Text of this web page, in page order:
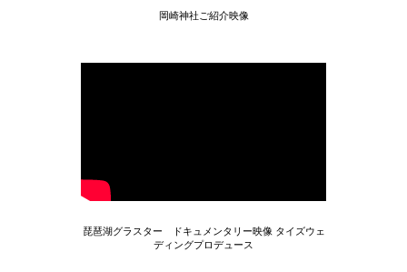
岡崎神社ご紹介映像
琵琶湖グラスター ドキュメンタリー映像 タイズウェ
ディングプロデュース